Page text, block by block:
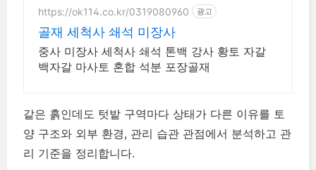
https://ok114.co.kr/0319080960 광고
골재 세척사 쇄석 미장사
중사 미장사 세척사 쇄석 톤백 강사 황토 자갈
백자갈 마사토 혼합 석분 포장골재
같은 흙인데도 텃밭 구역마다 상태가 다른 이유를 토
양 구조와 외부 환경, 관리 습관 관점에서 분석하고 관
리 기준을 정리합니다.